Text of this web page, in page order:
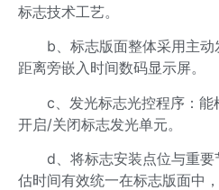
标志技术工艺。
b、标志版面整体采用主动
距离旁嵌入时间数码显示屏。
c、发光标志光控程序：能
开启/关闭标志发光单元。
d、将标志安装点位与重要
估时间有效统一在标志版面中